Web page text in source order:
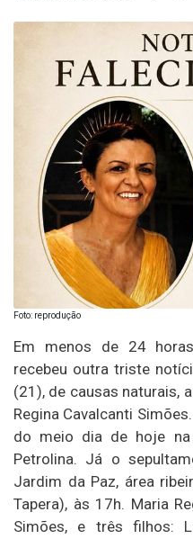
Foto: reprodução
Em menos de 24
recebeu outra triste
(21), de causas naturais,
Regina Cavalcanti
do meio dia de hoje na
Petrolina. Já o
Jardim da Paz, área
Tapera), às 17h. Maria
Simões, e três filhos: